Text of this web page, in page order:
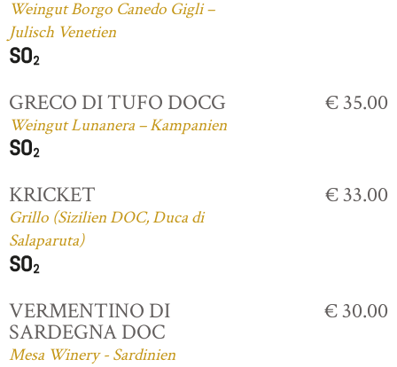
Weingut Borgo Canedo Gigli –
Julisch Venetien
GRECO DI TUFO DOCG
Weingut Lunanera – Kampanien
€ 35.00
KRICKET
Grillo (Sizilien DOC, Duca di
Salaparuta)
€ 33.00
VERMENTINO DI
SARDEGNA DOC
Mesa Winery - Sardinien
€ 30.00